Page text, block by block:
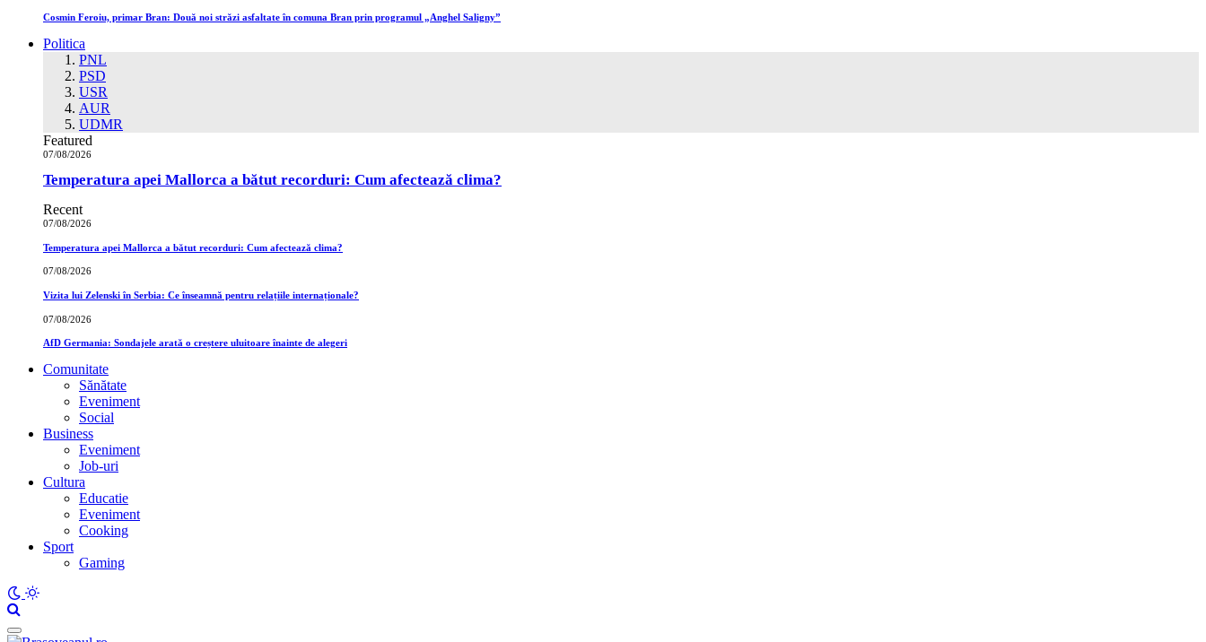
Cosmin Feroiu, primar Bran: Două noi străzi asfaltate în comuna Bran prin programul „Anghel Saligny”
Politica
PNL
PSD
USR
AUR
UDMR
Featured
07/08/2026
Temperatura apei Mallorca a bătut recorduri: Cum afectează clima?
Recent
07/08/2026
Temperatura apei Mallorca a bătut recorduri: Cum afectează clima?
07/08/2026
Vizita lui Zelenski în Serbia: Ce înseamnă pentru relațiile internaționale?
07/08/2026
AfD Germania: Sondajele arată o creștere uluitoare înainte de alegeri
Comunitate
Sănătate
Eveniment
Social
Business
Eveniment
Job-uri
Cultura
Educatie
Eveniment
Cooking
Sport
Gaming